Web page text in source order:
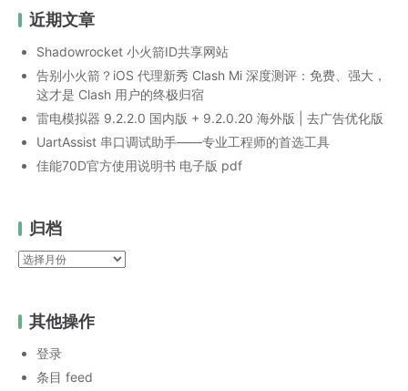
近期文章
Shadowrocket 小火箭ID共享网站
告别小火箭？iOS 代理新秀 Clash Mi 深度测评：免费、强大，
这才是 Clash 用户的终极归宿
雷电模拟器 9.2.2.0 国内版 + 9.2.0.20 海外版 | 去广告优化版
UartAssist 串口调试助手——专业工程师的首选工具
佳能70D官方使用说明书 电子版 pdf
归档
归
其他操作
登录
条目 feed